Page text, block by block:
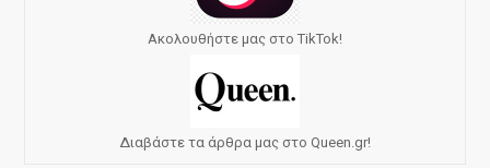
Ακολουθήστε μας στο TikTok!
Διαβάστε τα άρθρα μας στο Queen.gr!